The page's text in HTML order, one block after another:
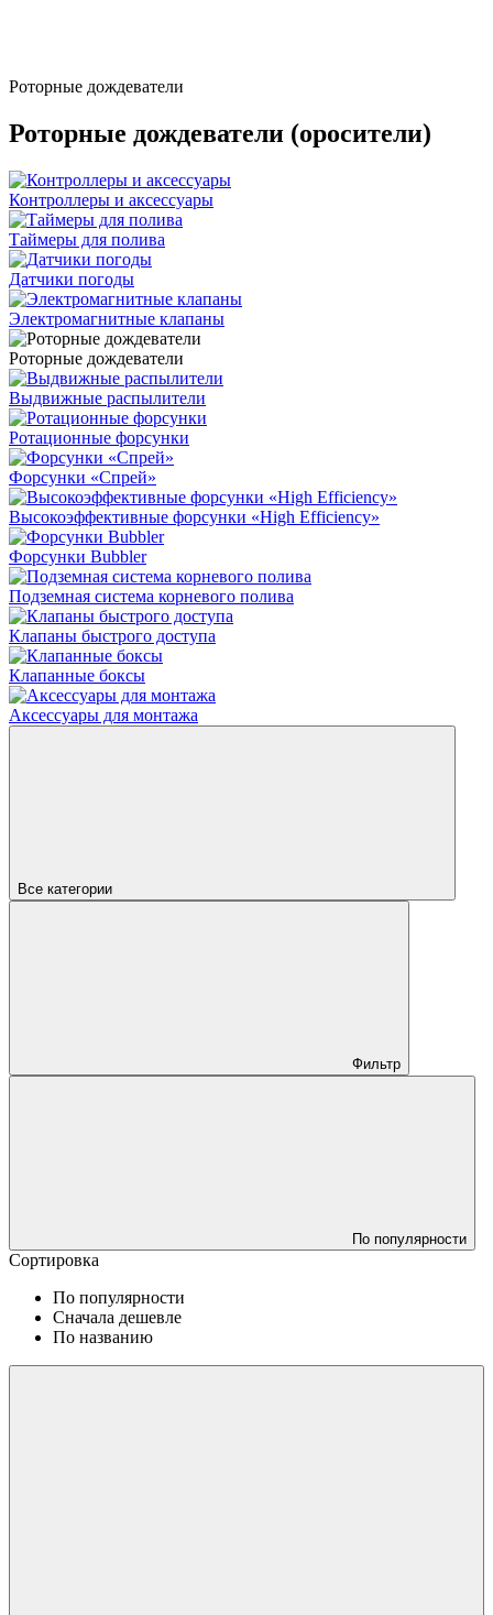
Роторные дождеватели
Роторные дождеватели (оросители)
Контроллеры и аксессуары
Таймеры для полива
Датчики погоды
Электромагнитные клапаны
Роторные дождеватели
Выдвижные распылители
Ротационные форсунки
Форсунки «Спрей»
Высокоэффективные форсунки «High Efficiency»
Форсунки Bubbler
Подземная система корневого полива
Клапаны быстрого доступа
Клапанные боксы
Аксессуары для монтажа
Все категории
Фильтр
По популярности
Сортировка
По популярности
Сначала дешевле
По названию